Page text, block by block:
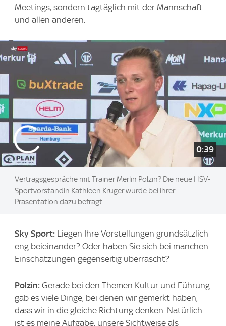
Meetings, sondern tagtäglich mit der Mannschaft
und allen anderen.
0:39
Vertragsgespräche mit Trainer Merlin Polzin? Die neue HSV-
Sportvorständin Kathleen Krüger wurde bei ihrer
Präsentation dazu befragt.
Sky Sport: Liegen Ihre Vorstellungen grundsätzlich
eng beieinander? Oder haben Sie sich bei manchen
Einschätzungen gegenseitig überrascht?
Polzin: Gerade bei den Themen Kultur und Führung
gab es viele Dinge, bei denen wir gemerkt haben,
dass wir in die gleiche Richtung denken. Natürlich
ist es meine Aufgabe, unsere Sichtweise als